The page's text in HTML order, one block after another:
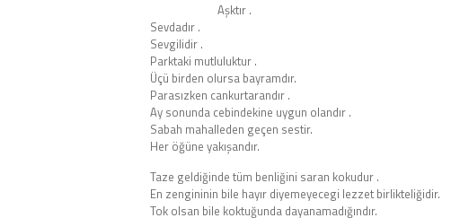
Aşktır .
Sevdadır .
Sevgilidir .
Parktaki mutluluktur .
Üçü birden olursa bayramdır.
Parasızken cankurtarandır .
Ay sonunda cebindekine uygun olandır .
Sabah mahalleden geçen sestir.
Her öğüne yakışandır.
Taze geldiğinde tüm benliğini saran kokudur .
En zengininin bile hayır diyemeyecegi lezzet birlikteliğidir.
Tok olsan bile koktuğunda dayanamadığındır.